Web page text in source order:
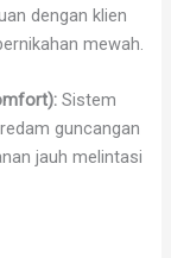
dengan klien
mewah.
Sistem
guncangan
jauh melintasi